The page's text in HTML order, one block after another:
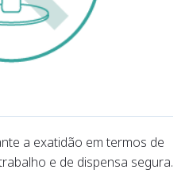
a exatidão em termos de
e de dispensa segura.